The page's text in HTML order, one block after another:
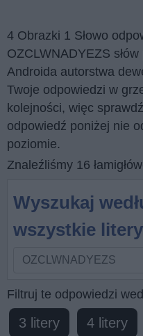
4 Obrazki 1 Słowo
OZCLWNADYEZS
Androida autorstwa
Twoje odpowiedzi w
kolejności, więc
odpowiedź poniżej nie
poziomie.
Znaleźliśmy 16
Wyszukaj
wszystkie
Wyszukaj
liter,
wprowadź
wszystkie
Filtruj te odpowiedzi
3 litery 4 litery